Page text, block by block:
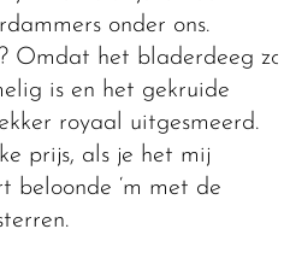
onder ons.
Omdat het bladerdeeg zo
is en het gekruide
royaal uitgesmeerd.
prijs, als je het mij
beloonde ‘m met de